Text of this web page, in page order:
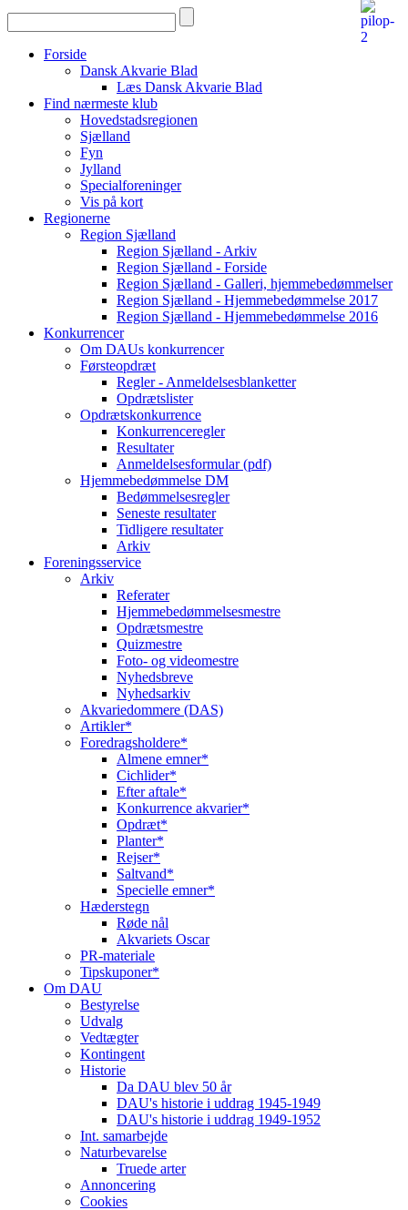
Forside
Dansk Akvarie Blad
Læs Dansk Akvarie Blad
Find nærmeste klub
Hovedstadsregionen
Sjælland
Fyn
Jylland
Specialforeninger
Vis på kort
Regionerne
Region Sjælland
Region Sjælland - Arkiv
Region Sjælland - Forside
Region Sjælland - Galleri, hjemmebedømmelser
Region Sjælland - Hjemmebedømmelse 2017
Region Sjælland - Hjemmebedømmelse 2016
Konkurrencer
Om DAUs konkurrencer
Førsteopdræt
Regler - Anmeldelsesblanketter
Opdrætslister
Opdrætskonkurrence
Konkurrenceregler
Resultater
Anmeldelsesformular (pdf)
Hjemmebedømmelse DM
Bedømmelsesregler
Seneste resultater
Tidligere resultater
Arkiv
Foreningsservice
Arkiv
Referater
Hjemmebedømmelsesmestre
Opdrætsmestre
Quizmestre
Foto- og videomestre
Nyhedsbreve
Nyhedsarkiv
Akvariedommere (DAS)
Artikler*
Foredragsholdere*
Almene emner*
Cichlider*
Efter aftale*
Konkurrence akvarier*
Opdræt*
Planter*
Rejser*
Saltvand*
Specielle emner*
Hæderstegn
Røde nål
Akvariets Oscar
PR-materiale
Tipskuponer*
Om DAU
Bestyrelse
Udvalg
Vedtægter
Kontingent
Historie
Da DAU blev 50 år
DAU's historie i uddrag 1945-1949
DAU's historie i uddrag 1949-1952
Int. samarbejde
Naturbevarelse
Truede arter
Annoncering
Cookies